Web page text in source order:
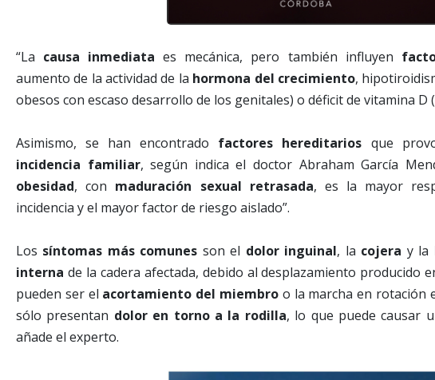
“La causa inmediata es mecánica, pero también influyen
aumento de la actividad de la hormona del crecimiento,
obesos con escaso desarrollo de los genitales) o déficit de vitamina D (
Asimismo, se han encontrado factores hereditarios que
incidencia familiar, según indica el doctor Abraham García
obesidad, con maduración sexual retrasada, es la mayor
incidencia y el mayor factor de riesgo aislado”.
Los síntomas más comunes son el dolor inguinal, la cojera y la
interna de la cadera afectada, debido al desplazamiento producido
pueden ser el acortamiento del miembro o la marcha en rotación
sólo presentan dolor en torno a la rodilla, lo que puede causar
añade el experto.